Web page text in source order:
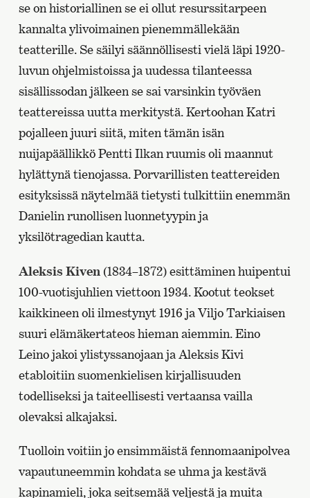
se on historiallinen se ei ollut resurssitarpeen
kannalta ylivoimainen pienemmällekään
teatterille. Se säilyi säännöllisesti vielä läpi 1920-
luvun ohjelmistoissa ja uudessa tilanteessa
sisällissodan jälkeen se sai varsinkin työväen
teattereissa uutta merkitystä. Kertoohan Katri
pojalleen juuri siitä, miten tämän isän
nuijapäällikkö Pentti Ilkan ruumis oli maannut
hylättynä tienojassa. Porvarillisten teattereiden
esityksissä näytelmää tietysti tulkittiin enemmän
Danielin runollisen luonnetyypin ja
yksilötragedian kautta.
Aleksis Kiven (1834–1872) esittäminen huipentui
100-vuotisjuhlien viettoon 1934. Kootut teokset
kaikkineen oli ilmestynyt 1916 ja Viljo Tarkiaisen
suuri elämäkertateos hieman aiemmin. Eino
Leino jakoi ylistyssanojaan ja Aleksis Kivi
etabloitiin suomenkielisen kirjallisuuden
todelliseksi ja taiteellisesti vertaansa vailla
olevaksi alkajaksi.
Tuolloin voitiin jo ensimmäistä fennomaanipolvea
vapautuneemmin kohdata se uhma ja kestävä
kapinamieli, joka seitsemää veljestä ja muita